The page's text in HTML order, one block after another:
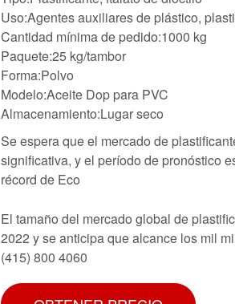
Uso:Agentes auxiliares de plástico,
Cantidad mínima de pedido:1000 kg
Paquete:25 kg/tambor
Forma:Polvo
Modelo:Aceite Dop para PVC
Almacenamiento:Lugar seco
Se espera que el mercado de
significativa, y el período de pronóstico
récord de Eco
El tamaño del mercado global de
2022 y se anticipa que alcance los mil
(415) 800 4060